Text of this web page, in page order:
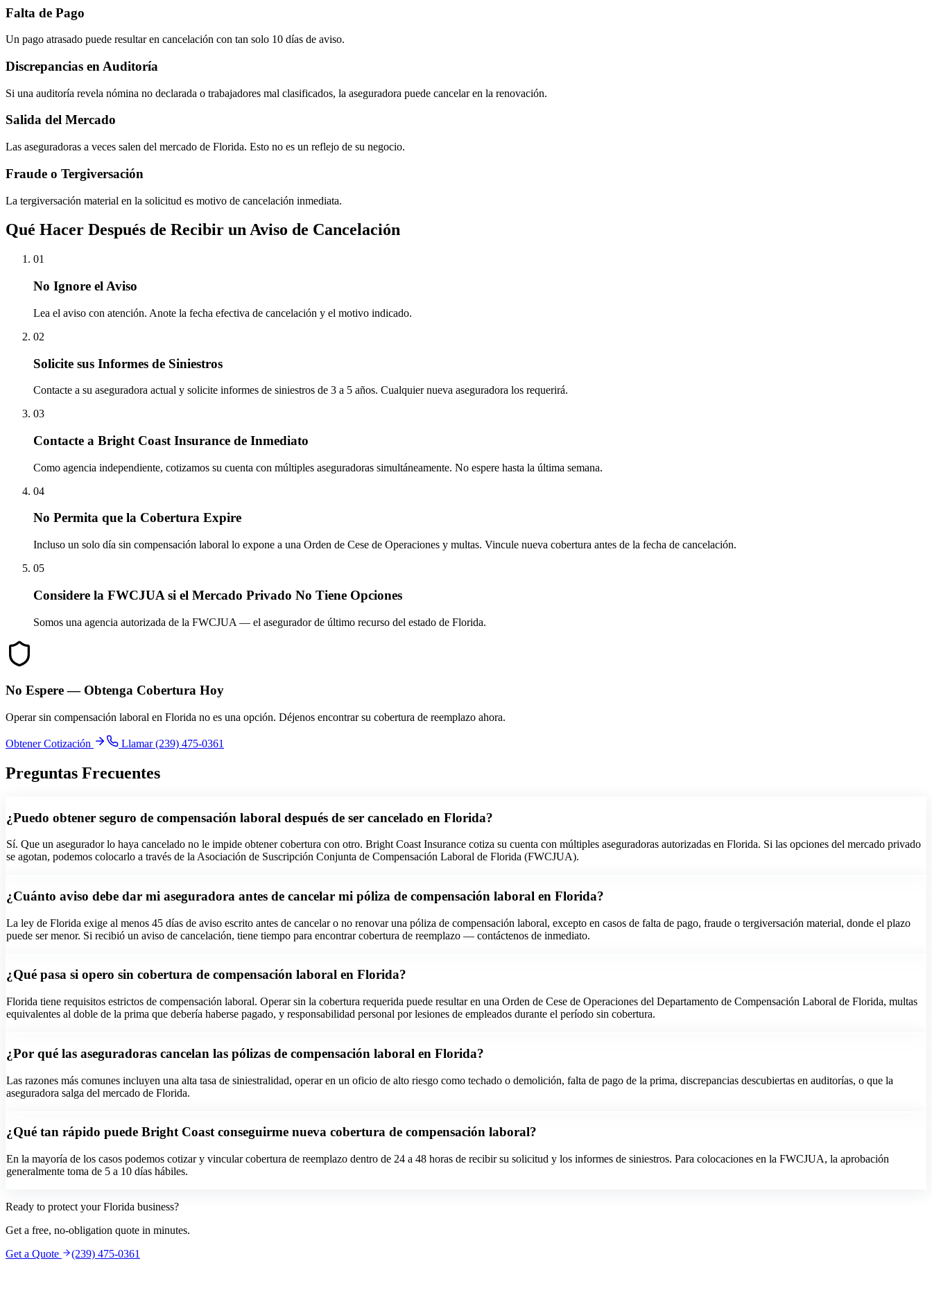
Falta de Pago
Un pago atrasado puede resultar en cancelación con tan solo 10 días de aviso.
Discrepancias en Auditoría
Si una auditoría revela nómina no declarada o trabajadores mal clasificados, la aseguradora puede cancelar en la renovación.
Salida del Mercado
Las aseguradoras a veces salen del mercado de Florida. Esto no es un reflejo de su negocio.
Fraude o Tergiversación
La tergiversación material en la solicitud es motivo de cancelación inmediata.
Qué Hacer Después de Recibir un Aviso de Cancelación
01
No Ignore el Aviso
Lea el aviso con atención. Anote la fecha efectiva de cancelación y el motivo indicado.
02
Solicite sus Informes de Siniestros
Contacte a su aseguradora actual y solicite informes de siniestros de 3 a 5 años. Cualquier nueva aseguradora los requerirá.
03
Contacte a Bright Coast Insurance de Inmediato
Como agencia independiente, cotizamos su cuenta con múltiples aseguradoras simultáneamente. No espere hasta la última semana.
04
No Permita que la Cobertura Expire
Incluso un solo día sin compensación laboral lo expone a una Orden de Cese de Operaciones y multas. Vincule nueva cobertura antes de la fecha de cancelación.
05
Considere la FWCJUA si el Mercado Privado No Tiene Opciones
Somos una agencia autorizada de la FWCJUA — el asegurador de último recurso del estado de Florida.
No Espere — Obtenga Cobertura Hoy
Operar sin compensación laboral en Florida no es una opción. Déjenos encontrar su cobertura de reemplazo ahora.
Obtener Cotización Llamar (239) 475-0361
Preguntas Frecuentes
¿Puedo obtener seguro de compensación laboral después de ser cancelado en Florida?
Sí. Que un asegurador lo haya cancelado no le impide obtener cobertura con otro. Bright Coast Insurance cotiza su cuenta con múltiples aseguradoras autorizadas en Florida. Si las opciones del mercado privado
se agotan, podemos colocarlo a través de la Asociación de Suscripción Conjunta de Compensación Laboral de Florida (FWCJUA).
¿Cuánto aviso debe dar mi aseguradora antes de cancelar mi póliza de compensación laboral en Florida?
La ley de Florida exige al menos 45 días de aviso escrito antes de cancelar o no renovar una póliza de compensación laboral, excepto en casos de falta de pago, fraude o tergiversación material, donde el plazo
puede ser menor. Si recibió un aviso de cancelación, tiene tiempo para encontrar cobertura de reemplazo — contáctenos de inmediato.
¿Qué pasa si opero sin cobertura de compensación laboral en Florida?
Florida tiene requisitos estrictos de compensación laboral. Operar sin la cobertura requerida puede resultar en una Orden de Cese de Operaciones del Departamento de Compensación Laboral de Florida, multas
equivalentes al doble de la prima que debería haberse pagado, y responsabilidad personal por lesiones de empleados durante el período sin cobertura.
¿Por qué las aseguradoras cancelan las pólizas de compensación laboral en Florida?
Las razones más comunes incluyen una alta tasa de siniestralidad, operar en un oficio de alto riesgo como techado o demolición, falta de pago de la prima, discrepancias descubiertas en auditorías, o que la
aseguradora salga del mercado de Florida.
¿Qué tan rápido puede Bright Coast conseguirme nueva cobertura de compensación laboral?
En la mayoría de los casos podemos cotizar y vincular cobertura de reemplazo dentro de 24 a 48 horas de recibir su solicitud y los informes de siniestros. Para colocaciones en la FWCJUA, la aprobación
generalmente toma de 5 a 10 días hábiles.
Ready to protect your Florida business?
Get a free, no-obligation quote in minutes.
Get a Quote
(239) 475-0361